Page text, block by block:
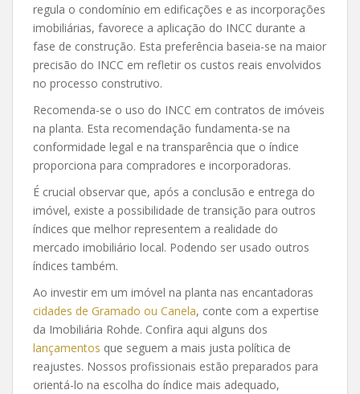
regula o condomínio em edificações e as incorporações
imobiliárias, favorece a aplicação do INCC durante a
fase de construção. Esta preferência baseia-se na maior
precisão do INCC em refletir os custos reais envolvidos
no processo construtivo.
Recomenda-se o uso do INCC em contratos de imóveis
na planta. Esta recomendação fundamenta-se na
conformidade legal e na transparência que o índice
proporciona para compradores e incorporadoras.
É crucial observar que, após a conclusão e entrega do
imóvel, existe a possibilidade de transição para outros
índices que melhor representem a realidade do
mercado imobiliário local. Podendo ser usado outros
índices também.
Ao investir em um imóvel na planta nas encantadoras
cidades de Gramado ou Canela, conte com a expertise
da Imobiliária Rohde. Confira aqui alguns dos
lançamentos que seguem a mais justa política de
reajustes. Nossos profissionais estão preparados para
orientá-lo na escolha do índice mais adequado,